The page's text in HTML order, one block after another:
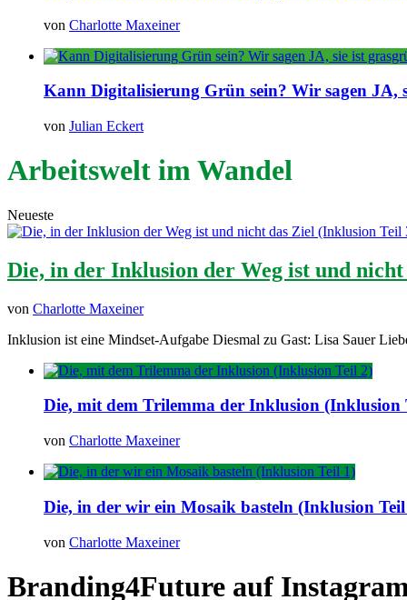
von Charlotte Maxeiner
Kann Digitalisierung Grün sein? Wir sagen JA,
von Julian Eckert
Arbeitswelt im Wandel
Neueste
Die, in der Inklusion der Weg ist und
von Charlotte Maxeiner
Inklusion ist eine Mindset-Aufgabe Diesmal zu Gast: Lisa Sauer
Die, mit dem Trilemma der Inklusion (Inklusion
von Charlotte Maxeiner
Die, in der wir ein Mosaik basteln (Inklusion
von Charlotte Maxeiner
Branding4Future auf